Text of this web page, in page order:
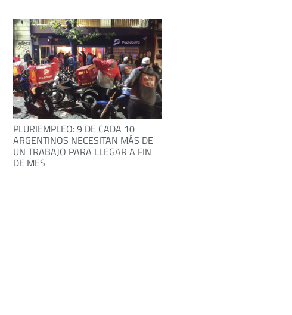
PLURIEMPLEO: 9 DE CADA 10
ARGENTINOS NECESITAN MÁS DE
UN TRABAJO PARA LLEGAR A FIN
DE MES